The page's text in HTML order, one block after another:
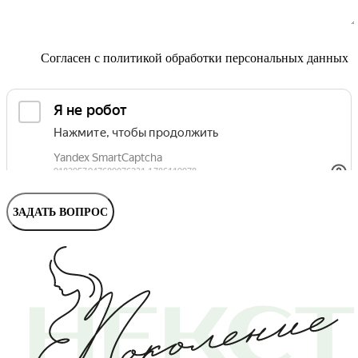
Согласен с политикой обработки персональных данных
ЗАДАТЬ ВОПРОС